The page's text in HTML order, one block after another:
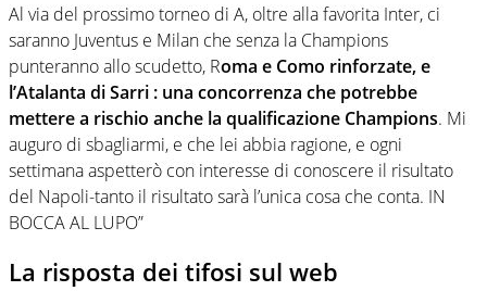
Al via del prossimo torneo di A, oltre alla favorita Inter, ci
saranno Juventus e Milan che senza la Champions
punteranno allo scudetto, Roma e Como rinforzate, e
l’Atalanta di Sarri : una concorrenza che potrebbe
mettere a rischio anche la qualificazione Champions. Mi
auguro di sbagliarmi, e che lei abbia ragione, e ogni
settimana aspetterò con interesse di conoscere il risultato
del Napoli-tanto il risultato sarà l’unica cosa che conta. IN
BOCCA AL LUPO”
La risposta dei tifosi sul web